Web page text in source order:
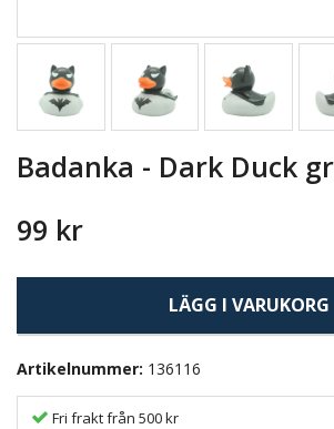
Badanka - Dark Duck
99 kr
LÄGG I VARUKORG
Artikelnummer: 136116
Fri frakt från 500 kr